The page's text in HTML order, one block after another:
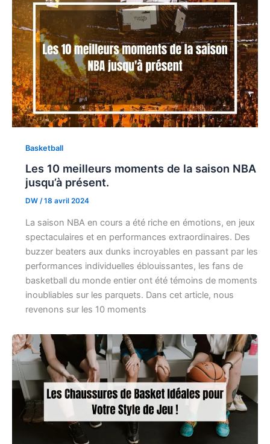
Basketball
Les 10 meilleurs moments de la saison NBA
jusqu’à présent.
DW /18 avril 2024
La saison NBA en cours a été riche en émotions, en jeux
spectaculaires et en performances extraordinaires. Des
buzzer beaters aux dunks incroyables en passant par les
performances individuelles éblouissantes, les fans de
basketball du monde entier ont été témoins de moments
inoubliables sur les parquets. Dans cet article, nous
revenons sur les 10 moments